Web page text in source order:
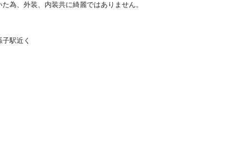
為、外装、内装共に綺麗ではありません。
駅近く